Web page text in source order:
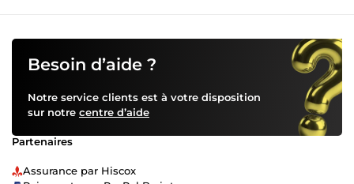
Besoin d’aide ?
Notre service clients est à votre disposition
sur notre centre d’aide
Partenaires
Assurance par Hiscox